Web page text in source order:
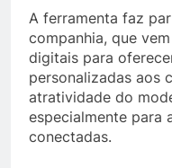
A ferramenta faz
companhia, que
digitais para
personalizadas aos
atratividade do
especialmente para
conectadas.